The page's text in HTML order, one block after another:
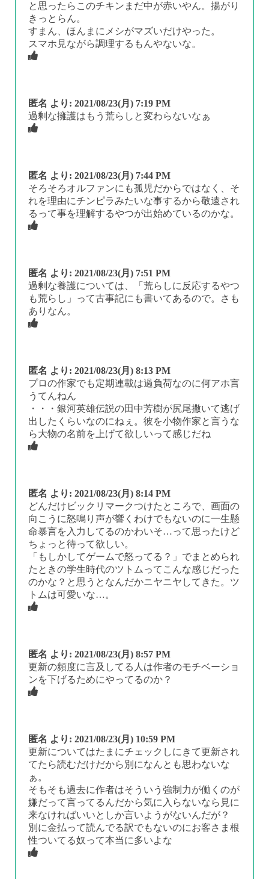
と思ったらこのチキンまだ中が赤いやん。揚がり
きっとらん。
すまん、ほんまにメシがマズいだけやった。
スマホ見ながら調理するもんやないな。
匿名 より: 2021/08/23(月) 7:19 PM
過剰な擁護はもう荒らしと変わらないなぁ
匿名 より: 2021/08/23(月) 7:44 PM
そろそろオルファンにも孤児だからではなく、そ
れを理由にチンピラみたいな事するから敬遠され
るって事を理解するやつが出始めているのかな。
匿名 より: 2021/08/23(月) 7:51 PM
過剰な養護については、「荒らしに反応するやつ
も荒らし」って古事記にも書いてあるので。さも
ありなん。
匿名 より: 2021/08/23(月) 8:13 PM
プロの作家でも定期連載は過負荷なのに何アホ言
うてんねん
・・・銀河英雄伝説の田中芳樹が尻尾撒いて逃げ
出したくらいなのにねぇ。彼を小物作家と言うな
ら大物の名前を上げて欲しいって感じだね
匿名 より: 2021/08/23(月) 8:14 PM
どんだけビックリマークつけたところで、画面の
向こうに怒鳴り声が響くわけでもないのに一生懸
命暴言を入力してるのかわいそ…って思ったけど
ちょっと待って欲しい。
「もしかしてゲームで怒ってる？」でまとめられ
たときの学生時代のツトムってこんな感じだった
のかな？と思うとなんだかニヤニヤしてきた。ツ
トムは可愛いな…。
匿名 より: 2021/08/23(月) 8:57 PM
更新の頻度に言及してる人は作者のモチベーショ
ンを下げるためにやってるのか？
匿名 より: 2021/08/23(月) 10:59 PM
更新についてはたまにチェックしにきて更新され
てたら読むだけだから別になんとも思わないな
ぁ。
そもそも過去に作者はそういう強制力が働くのが
嫌だって言ってるんだから気に入らないなら見に
来なければいいとしか言いようがないんだが？
別に金払って読んでる訳でもないのにお客さま根
性ついてる奴って本当に多いよな